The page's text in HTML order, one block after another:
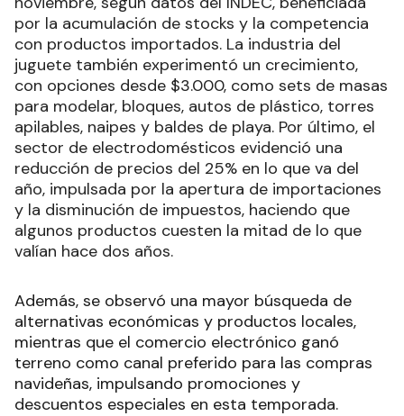
por la acumulación de stocks y la competencia
con productos importados. La industria del
juguete también experimentó un crecimiento,
con opciones desde $3.000, como sets de masas
para modelar, bloques, autos de plástico, torres
apilables, naipes y baldes de playa. Por último, el
sector de electrodomésticos evidenció una
reducción de precios del 25% en lo que va del
año, impulsada por la apertura de importaciones
y la disminución de impuestos, haciendo que
algunos productos cuesten la mitad de lo que
valían hace dos años.
Además, se observó una mayor búsqueda de
alternativas económicas y productos locales,
mientras que el comercio electrónico ganó
terreno como canal preferido para las compras
navideñas, impulsando promociones y
descuentos especiales en esta temporada.